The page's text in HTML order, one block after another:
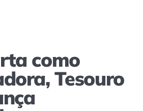
como
Tesouro